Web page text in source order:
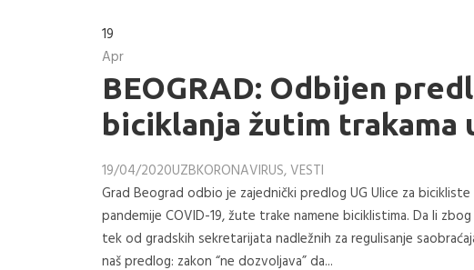
19
Apr
BEOGRAD: Odbijen
biciklanja žutim trakama
19/04/2020UZBKORONAVIRUS,VESTI
Grad Beograd odbio je zajednički predlog UG Ulice za
pandemije COVID-19, žute trake namene biciklistima. Da li
tek od gradskih sekretarijata nadležnih za regulisanje
naš predlog: zakon “ne dozvoljava” da...